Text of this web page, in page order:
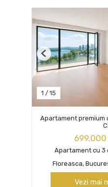
1 / 15
Previous
Apartament premium
Apartament cu 3
Floreasca,
Vezi mai